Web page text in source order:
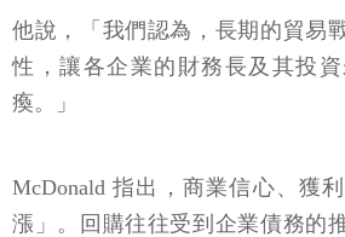
他說，「我們認為，長期的貿易
性，讓各企業的財務長及其投
瘓。」
McDonald 指出，商業信心、獲
漲」。回購往往受到企業債務的